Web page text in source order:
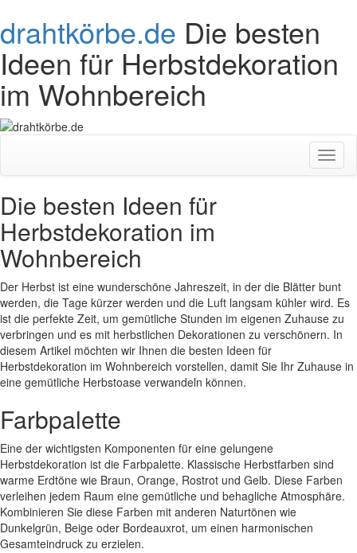
drahtkörbe.de Die besten
Ideen für Herbstdekoration
im Wohnbereich
Die besten Ideen für
Herbstdekoration im
Wohnbereich
Der Herbst ist eine wunderschöne Jahreszeit, in der die Blätter bunt
werden, die Tage kürzer werden und die Luft langsam kühler wird. Es
ist die perfekte Zeit, um gemütliche Stunden im eigenen Zuhause zu
verbringen und es mit herbstlichen Dekorationen zu verschönern. In
diesem Artikel möchten wir Ihnen die besten Ideen für
Herbstdekoration im Wohnbereich vorstellen, damit Sie Ihr Zuhause in
eine gemütliche Herbstoase verwandeln können.
Farbpalette
Eine der wichtigsten Komponenten für eine gelungene
Herbstdekoration ist die Farbpalette. Klassische Herbstfarben sind
warme Erdtöne wie Braun, Orange, Rostrot und Gelb. Diese Farben
verleihen jedem Raum eine gemütliche und behagliche Atmosphäre.
Kombinieren Sie diese Farben mit anderen Naturtönen wie
Dunkelgrün, Beige oder Bordeauxrot, um einen harmonischen
Gesamteindruck zu erzielen.